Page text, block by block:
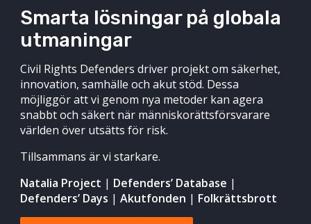
Smarta lösningar på globala
utmaningar
Civil Rights Defenders driver projekt om säkerhet,
innovation, samhälle och akut stöd. Dessa
möjliggör att vi genom nya metoder kan agera
snabbt och säkert när människorättsförsvarare
världen över utsätts för risk.
Tillsammans är vi starkare.
Natalia Project | Defenders’ Database |
Defenders’ Days | Akutfonden | Folkrättsbrott